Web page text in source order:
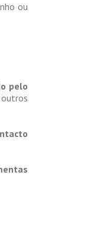
ou
pelo